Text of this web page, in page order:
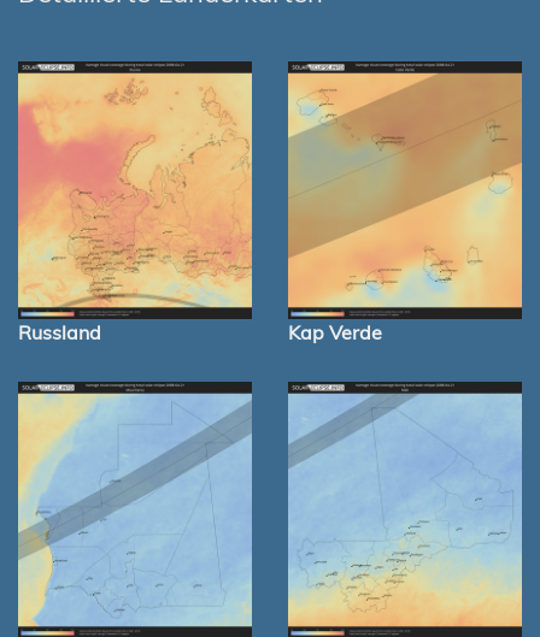
Russland Kap Verde